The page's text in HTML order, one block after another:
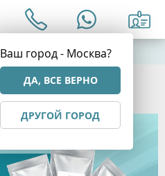
Ваш город - Москва?
ДА, ВСЕ ВЕРНО
ДРУГОЙ ГОРОД